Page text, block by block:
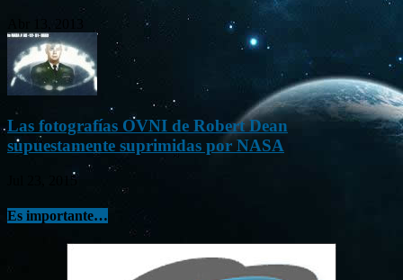
Las fotografías OVNI de Robert Dean
supuestamente suprimidas por NASA
Jul 23, 2015
Es importante…